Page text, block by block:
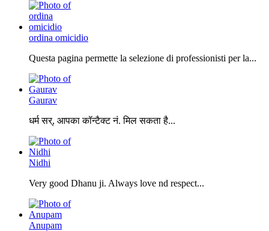
ordina omicidio
Questa pagina permette la selezione di professionisti per la...
Gaurav
धर्म सर्, आपका कॉन्टैक्ट नं. मिल सकता है...
Nidhi
Very good Dhanu ji. Always love nd respect...
Anupam